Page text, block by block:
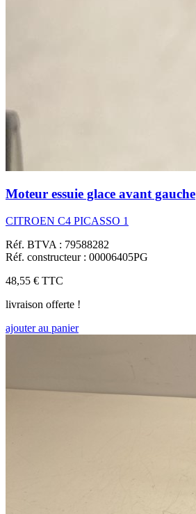
Moteur essuie glace avant gauche
CITROEN C4 PICASSO 1
Réf. BTVA : 79588282
Réf. constructeur : 00006405PG
48,55 € TTC
livraison offerte !
ajouter au panier